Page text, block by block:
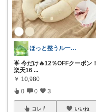
ほっと整うルーム🌿
🌟 今だけ🔥12％OFFクーポン！
楽天16 ...
￥ 10,980
0 0 3
コレ いいね